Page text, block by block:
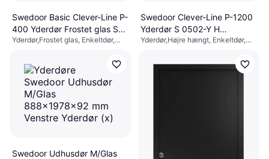
Swedoor Basic Clever-Line P-
400 Yderdør Frostet glas S
0502-Y (94.8x211.5cm)
Yderdør,Frostet glas, Enkeltdør,
3 butikker
Swedoor Clever-Line P-1200
Yderdør S 0502-Y H
(94.8x211.5cm)
Yderdør,Højre hængt, Enkeltdør,
4 butikker
Swedoor Udhusdør M/Glas